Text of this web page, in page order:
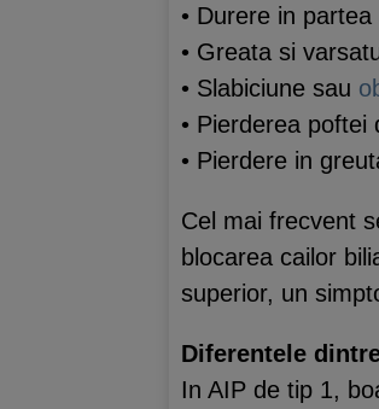
• Durere in
• Greata si
• Slabiciune sau
• Pierderea
• Pierdere in
Cel mai frecvent
blocarea cailor
superior, un
Diferentele
In AIP de tip 1,